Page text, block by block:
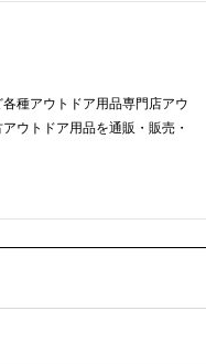
種アウトドア用品専門店アウ
ウトドア用品を通販・販売・